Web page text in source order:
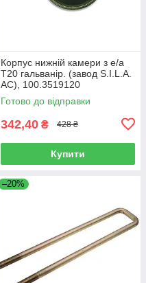
Корпус нижній камери з е/а
Т20 гальванір. (завод S.I.L.A.
AC), 100.3519120
Готово до відправки
342,40 ₴ 428 ₴
Купити
–20%